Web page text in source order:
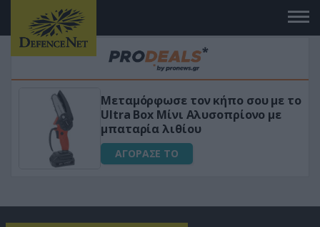
Μεταμόρφωσε τον κήπο σου με το
Ultra Box Μίνι Αλυσοπρίονο με
μπαταρία λιθίου
ΑΓΟΡΑΣΕ ΤΟ